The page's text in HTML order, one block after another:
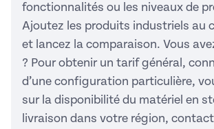
fonctionnalités ou les niveaux de
Ajoutez les produits industriels au
et lancez la comparaison. Vous
? Pour obtenir un tarif général,
d’une configuration particulière,
sur la disponibilité du matériel en
livraison dans votre région,